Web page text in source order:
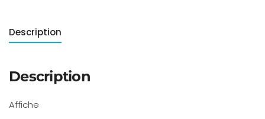
Description
Description
Affiche